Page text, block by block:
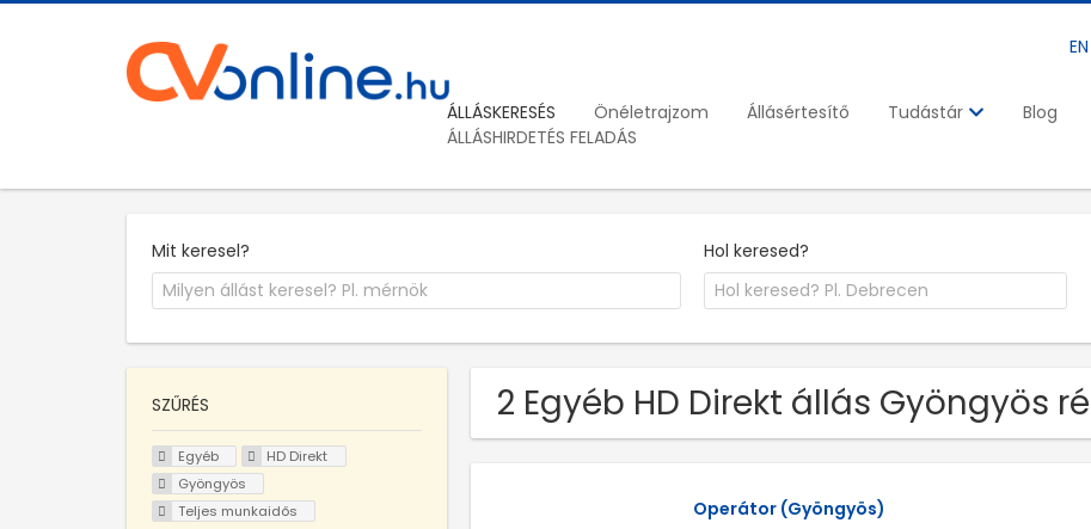
EN
ÁLLÁSKERESÉS Önéletrajzom Állásértesítő Tudástár Blog
ÁLLÁSHIRDETÉS FELADÁS
Mit keresel? Hol keresed?
2 Egyéb HD Direkt állás Gyöngyös
Operátor (Gyöngyös)
SZŰRÉS
Egyéb
HD Direkt
Gyöngyös
Teljes munkaidős